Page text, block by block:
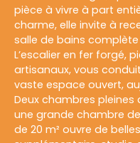
pièce à vivre à part
charme, elle invite à
salle de bains
L’escalier en fer forgé,
artisanaux, vous
vaste espace ouvert,
Deux chambres
une grande chambre de
de 20 m² ouvre de